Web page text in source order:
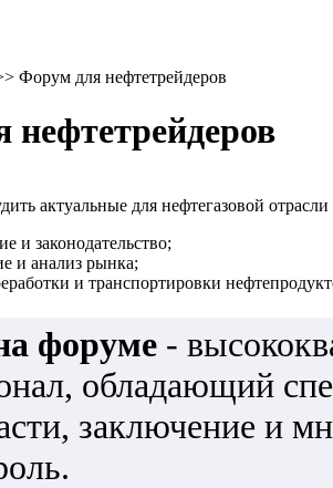
Форум для нефтетрейдеров
актуальные для нефтегазовой
и законодательство;
и анализ рынка;
и транспортировки
форуме -
обладающий
заключение и